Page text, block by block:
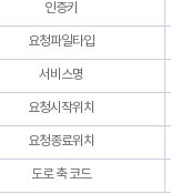
인증키
요청파일타입
서비스명
요청시작위치
요청종료위치
도로 축 코드